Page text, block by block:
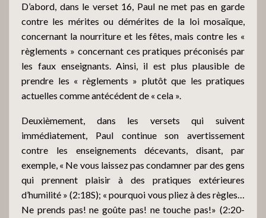
D’abord, dans le verset 16, Paul ne met pas en garde
contre les mérites ou démérites de la loi mosaïque,
concernant la nourriture et les fêtes, mais contre les «
règlements » concernant ces pratiques préconisés par
les faux enseignants. Ainsi, il est plus plausible de
prendre les « règlements » plutôt que les pratiques
actuelles comme antécédent de « cela ».
Deuxièmement, dans les versets qui suivent
immédiatement, Paul continue son avertissement
contre les enseignements décevants, disant, par
exemple, « Ne vous laissez pas condamner par des gens
qui prennent plaisir à des pratiques extérieures
d’humilité » (2:18S); « pourquoi vous pliez à des règles…
Ne prends pas! ne goûte pas! ne touche pas!» (2:20-